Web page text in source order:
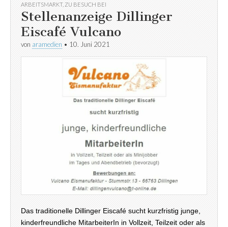
ARBEITSMARKT, ZU BESUCH BEI
Stellenanzeige Dillinger
Eiscafé Vulcano
von aramedien • 10. Juni 2021
Das traditionelle Dillinger Eiscafé sucht kurzfristig junge,
kinderfreundliche MitarbeiterIn in Vollzeit, Teilzeit oder als